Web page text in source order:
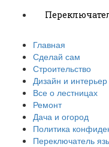
Главная
Сделай сам
Строительство
Дизайн и интерьер
Все о лестницах
Ремонт
Дача и огород
Политика
Переключатель